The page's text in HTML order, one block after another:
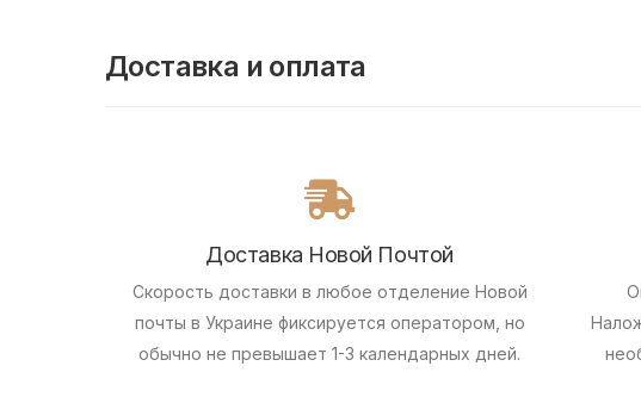
Доставка и оплата
Доставка Новой Почтой
Скорость доставки в любое отделение Новой
почты в Украине фиксируется оператором, но
обычно не превышает 1-3 календарных дней.